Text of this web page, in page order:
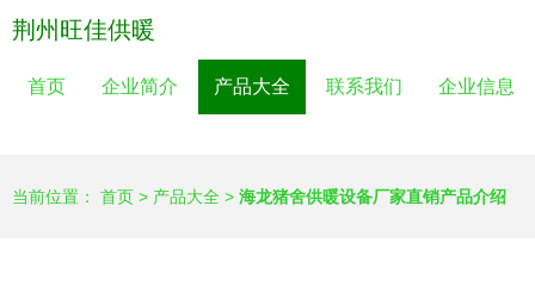
荆州旺佳供暖
首页 企业简介 产品大全 联系我们 企业信息
当前位置： 首页 > 产品大全 > 海龙猪舍供暖设备厂家直销产品介绍